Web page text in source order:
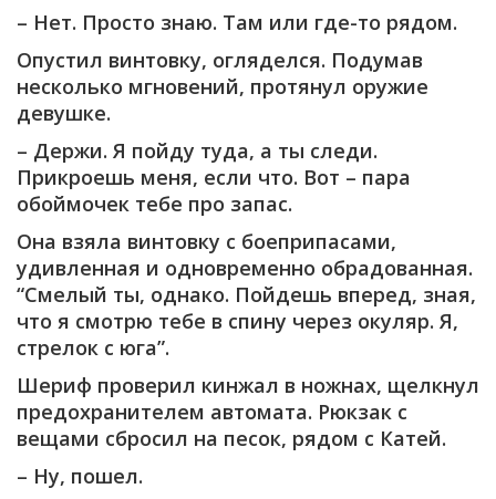
– Нет. Просто знаю. Там или где-то рядом.
Опустил винтовку, огляделся. Подумав
несколько мгновений, протянул оружие
девушке.
– Держи. Я пойду туда, а ты следи.
Прикроешь меня, если что. Вот – пара
обоймочек тебе про запас.
Она взяла винтовку с боеприпасами,
удивленная и одновременно обрадованная.
“Смелый ты, однако. Пойдешь вперед, зная,
что я смотрю тебе в спину через окуляр. Я,
стрелок с юга”.
Шериф проверил кинжал в ножнах, щелкнул
предохранителем автомата. Рюкзак с
вещами сбросил на песок, рядом с Катей.
– Ну, пошел.